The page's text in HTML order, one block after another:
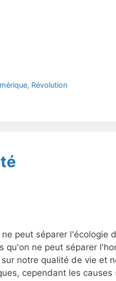
, Révolution
ne peut séparer l'écologie
qu'on ne peut séparer
notre qualité de vie et
cependant les causes